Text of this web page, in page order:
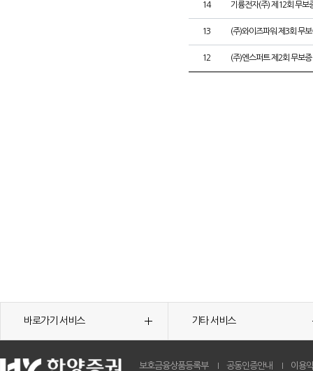
14 기륭전자(주) 제12회 무보
13 (주)와이즈파워 제3회 무
12 (주)엔스퍼트 제2회 무보
바로가기 서비스 기타 서비스
보호금융상품등록부 공동인증안내 이용